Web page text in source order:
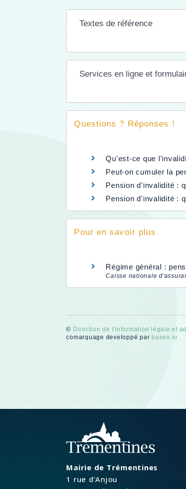
Textes de référence
Services en ligne et
Questions ? Réponses !
Qu'est-ce que
Peut-on cumuler la
Pension d'invalidité :
Pension d'invalidité :
Pour en savoir plus
Régime général :
Caisse nationale
© Direction de l'information légale et
comarquage developpé par baseo.io
Mairie de Trémentines
1 rue d’Anjou